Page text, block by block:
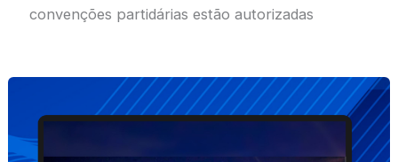
convenções partidárias estão autorizadas